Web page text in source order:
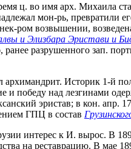
ц. во имя арх. Михаила
мон-рь, превратили
ром возвышении,
и Элизбара Эристави и
ранее разрушенного зап.
архимандрит. Историк 1-й
и победу над лезгинами
эристав; в кон. апр.
ГПЦ в состав
интерес к И. вырос. В
на реставрацию. В мае